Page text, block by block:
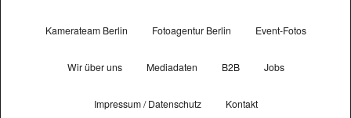
Kamerateam Berlin Fotoagentur Berlin Event-Fotos
Wir über uns Mediadaten B2B Jobs
Impressum / Datenschutz Kontakt